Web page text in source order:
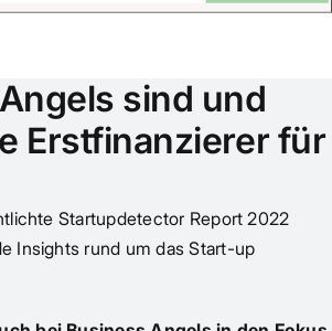
sind und
Erstfinanzierer für
Startupdetector Report 2022
Insights rund um das Start-up